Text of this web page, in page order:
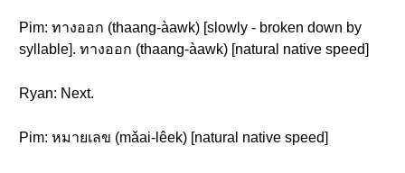
Pim: ทางออก (thaang-àawk) [slowly - broken down by
syllable]. ทางออก (thaang-àawk) [natural native speed]
Ryan: Next.
Pim: หมายเลข (mǎai-lêek) [natural native speed]